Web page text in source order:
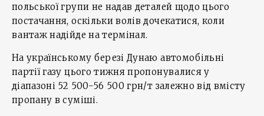
польської групи не надав деталей щодо цього
постачання, оскільки волів дочекатися, коли
вантаж надійде на термінал.
На українському березі Дунаю автомобільні
партії газу цього тижня пропонувалися у
діапазоні 52 500-56 500 грн/т залежно від вмісту
пропану в суміші.